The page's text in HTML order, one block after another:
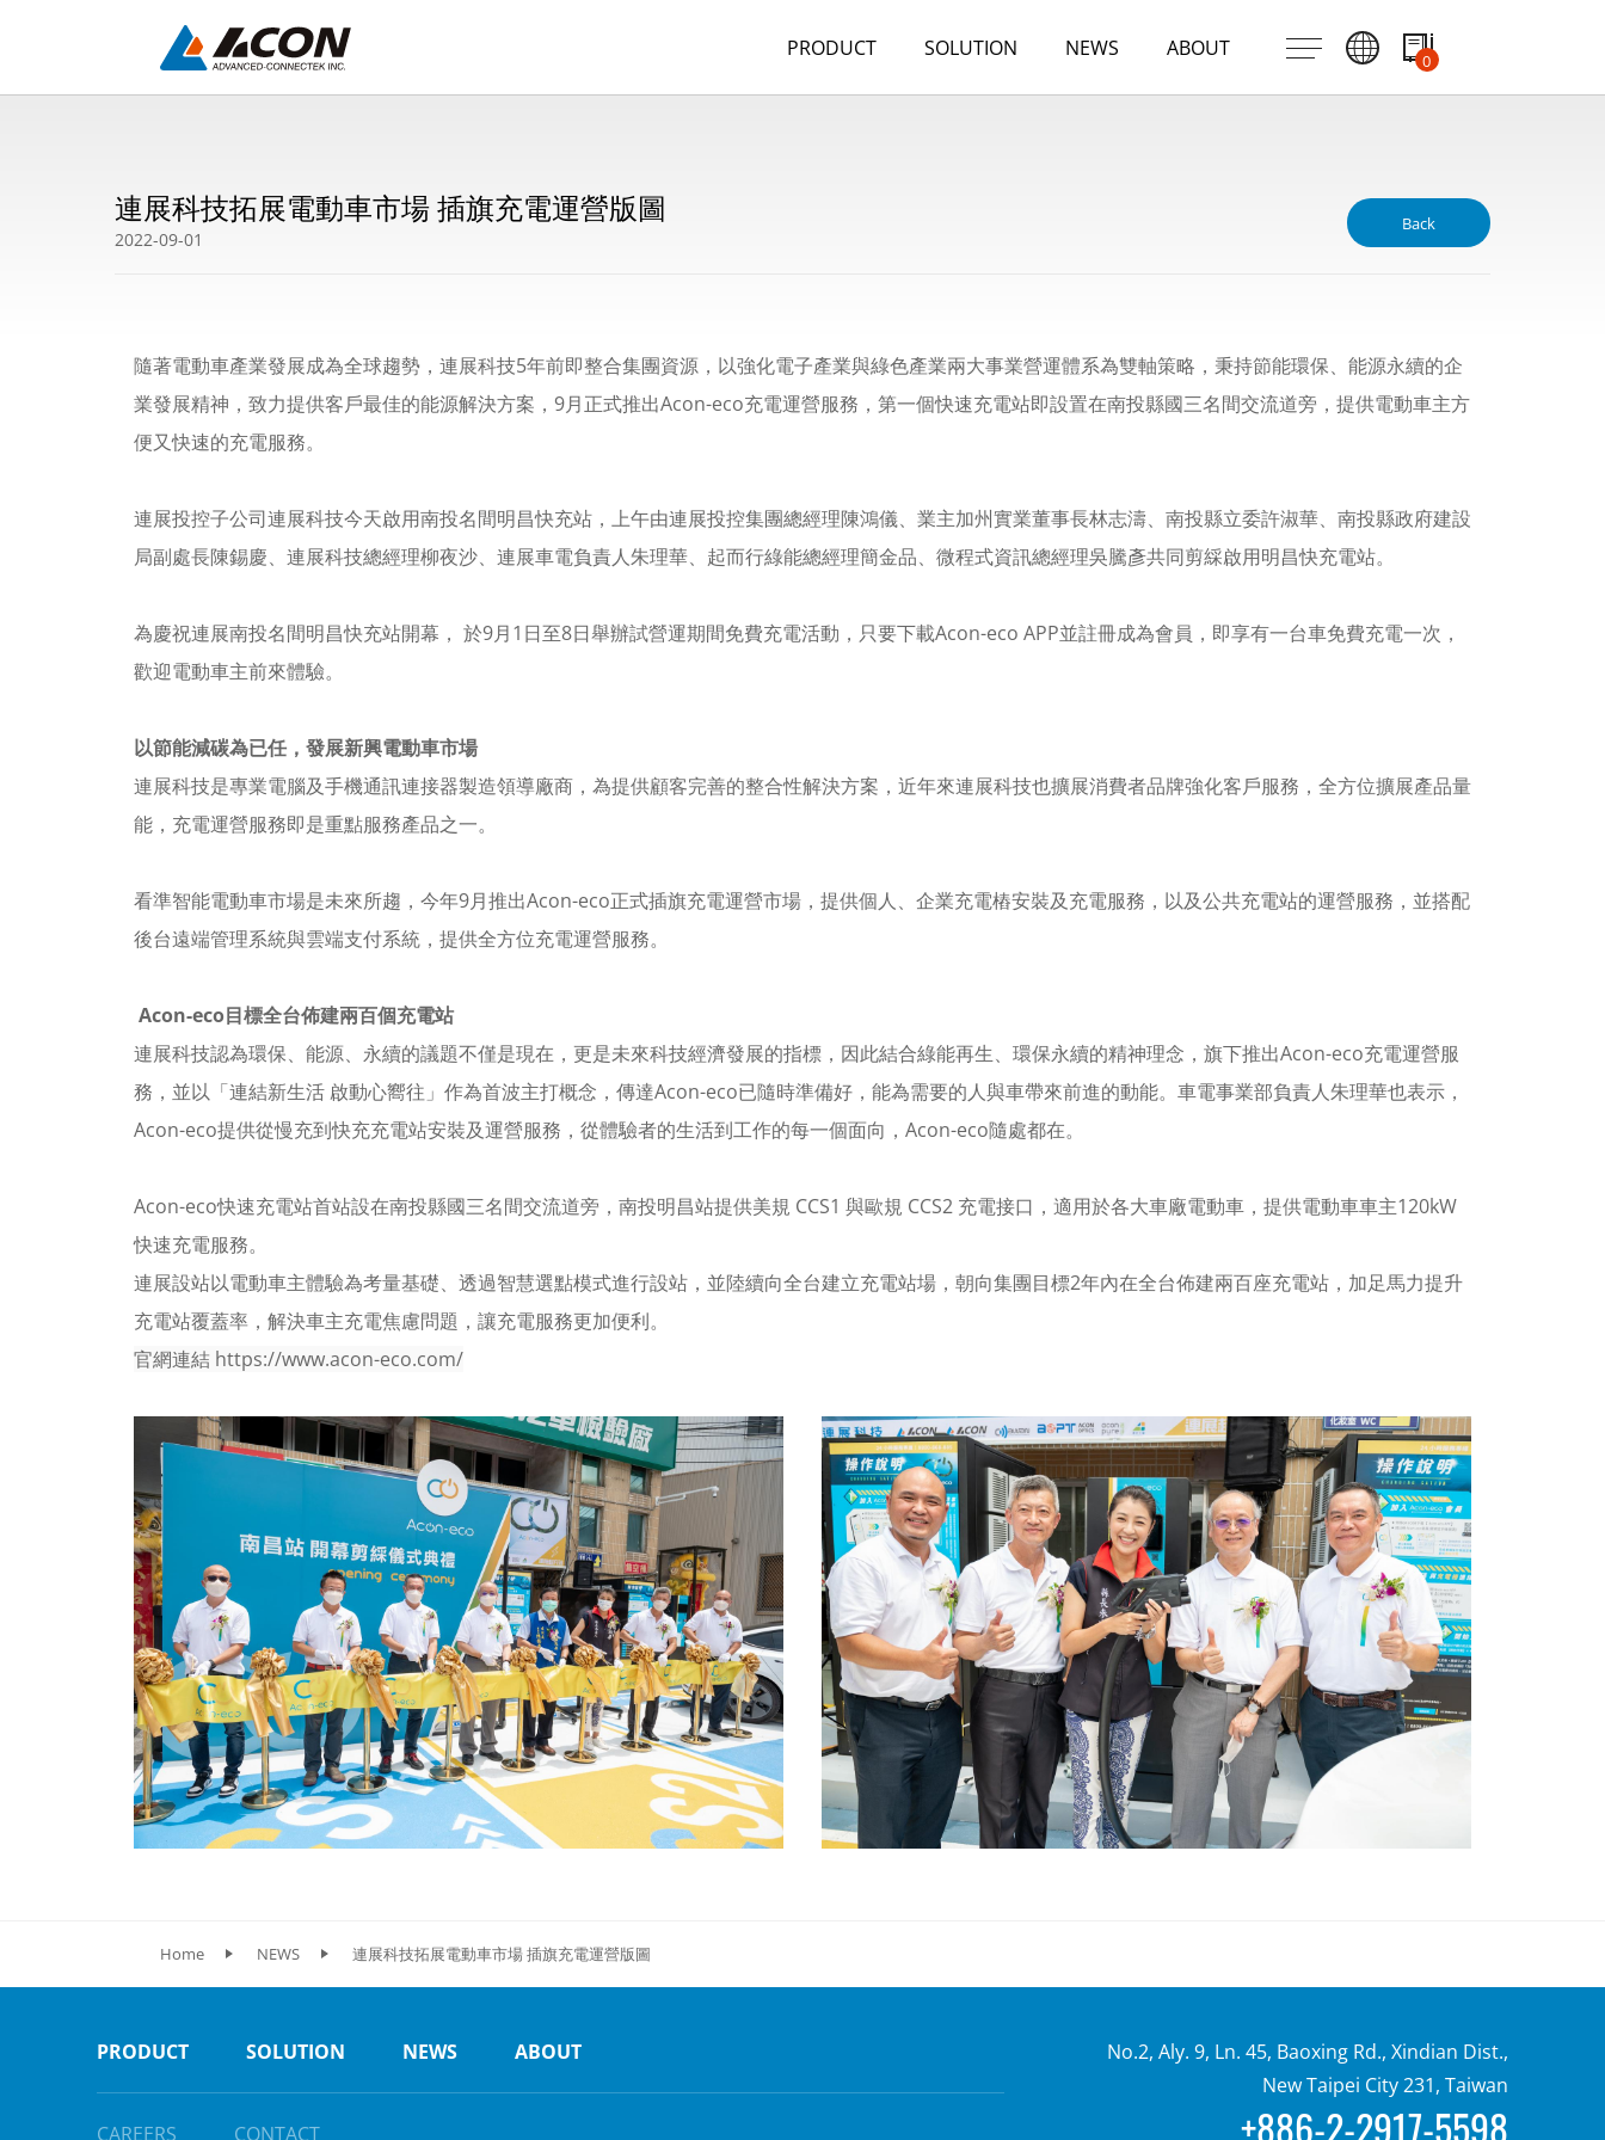
PRODUCT SOLUTION NEWS ABOUT 0
連展科技拓展電動車市場 插旗充電運營版圖
2022-09-01
Back
隨著電動車產業發展成為全球趨勢，連展科技5年前即整合集團資源，以強化電子產業與綠色產業兩大事業營運體系為雙軸策略，秉持節能環保、能源永續的企
業發展精神，致力提供客戶最佳的能源解決方案，9月正式推出Acon-eco充電運營服務，第一個快速充電站即設置在南投縣國三名間交流道旁，提供電動車主方
便又快速的充電服務。
連展投控子公司連展科技今天啟用南投名間明昌快充站，上午由連展投控集團總經理陳鴻儀、業主加州實業董事長林志濤、南投縣立委許淑華、南投縣政府建設
局副處長陳錫慶、連展科技總經理柳夜沙、連展車電負責人朱理華、起而行綠能總經理簡金品、微程式資訊總經理吳騰彥共同剪綵啟用明昌快充電站。
為慶祝連展南投名間明昌快充站開幕， 於9月1日至8日舉辦試營運期間免費充電活動，只要下載Acon-eco APP並註冊成為會員，即享有一台車免費充電一次，
歡迎電動車主前來體驗。
以節能減碳為已任，發展新興電動車市場
連展科技是專業電腦及手機通訊連接器製造領導廠商，為提供顧客完善的整合性解決方案，近年來連展科技也擴展消費者品牌強化客戶服務，全方位擴展產品量
能，充電運營服務即是重點服務產品之一。
看準智能電動車市場是未來所趨，今年9月推出Acon-eco正式插旗充電運營市場，提供個人、企業充電樁安裝及充電服務，以及公共充電站的運營服務，並搭配
後台遠端管理系統與雲端支付系統，提供全方位充電運營服務。
Acon-eco目標全台佈建兩百個充電站
連展科技認為環保、能源、永續的議題不僅是現在，更是未來科技經濟發展的指標，因此結合綠能再生、環保永續的精神理念，旗下推出Acon-eco充電運營服
務，並以「連結新生活 啟動心嚮往」作為首波主打概念，傳達Acon-eco已隨時準備好，能為需要的人與車帶來前進的動能。車電事業部負責人朱理華也表示，
Acon-eco提供從慢充到快充充電站安裝及運營服務，從體驗者的生活到工作的每一個面向，Acon-eco隨處都在。
Acon-eco快速充電站首站設在南投縣國三名間交流道旁，南投明昌站提供美規 CCS1 與歐規 CCS2 充電接口，適用於各大車廠電動車，提供電動車車主120kW
快速充電服務。
連展設站以電動車主體驗為考量基礎、透過智慧選點模式進行設站，並陸續向全台建立充電站場，朝向集團目標2年內在全台佈建兩百座充電站，加足馬力提升
充電站覆蓋率，解決車主充電焦慮問題，讓充電服務更加便利。
官網連結 https://www.acon-eco.com/
Home NEWS 連展科技拓展電動車市場 插旗充電運營版圖
PRODUCT SOLUTION NEWS ABOUT
CAREERS CONTACT
No.2, Aly. 9, Ln. 45, Baoxing Rd., Xindian Dist.,
New Taipei City 231, Taiwan
+886-2-2917-5598